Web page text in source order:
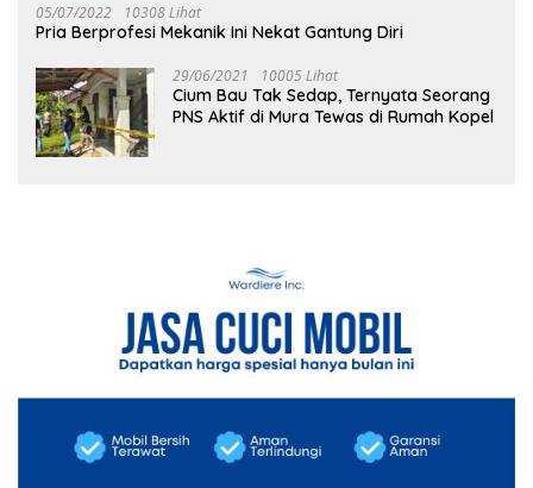
05/07/2022 10308 Lihat
Pria Berprofesi Mekanik Ini Nekat Gantung Diri
29/06/2021 10005 Lihat
Cium Bau Tak Sedap, Ternyata Seorang
PNS Aktif di Mura Tewas di Rumah Kopel